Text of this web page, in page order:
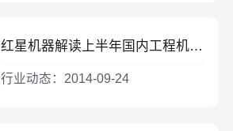
红星机器解读上半年国内工程机械企业发展形势
行业动态：2014-09-24